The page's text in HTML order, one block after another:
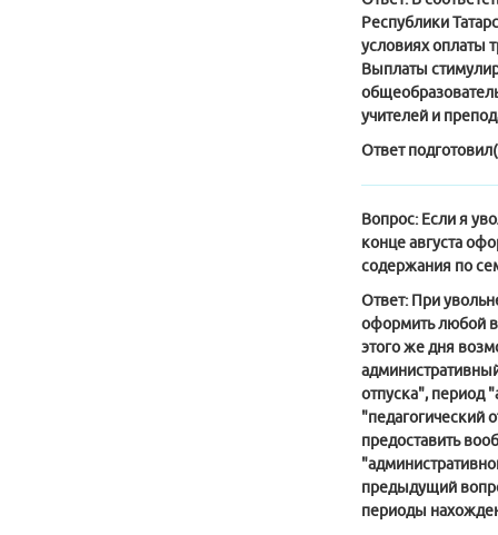
Республики
условиях оплаты
Выплаты
учителей и
Ответ
Вопрос: Если я
конце августа
содержания по
Ответ: При
оформить любой
этого же дня
отпуска", период
"педагогический
предоставить
предыдущий
периоды